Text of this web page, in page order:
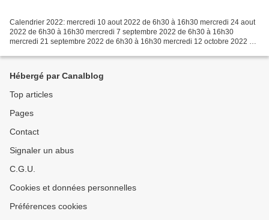
Calendrier 2022: mercredi 10 aout 2022 de 6h30 à 16h30 mercredi 24 aout
2022 de 6h30 à 16h30 mercredi 7 septembre 2022 de 6h30 à 16h30
mercredi 21 septembre 2022 de 6h30 à 16h30 mercredi 12 octobre 2022 de
Hébergé par Canalblog
Top articles
Pages
Contact
Signaler un abus
C.G.U.
Cookies et données personnelles
Préférences cookies